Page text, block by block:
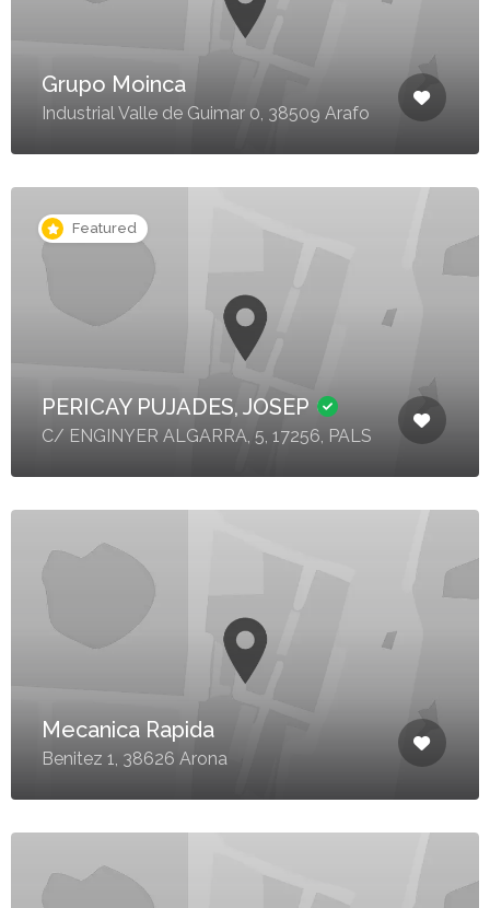
Grupo Moinca
Industrial Valle de Guimar 0, 38509 Arafo
Featured
PERICAY PUJADES, JOSEP
C/ ENGINYER ALGARRA, 5, 17256, PALS
Mecanica Rapida
Benitez 1, 38626 Arona